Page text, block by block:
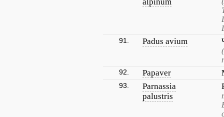
91. Padus avium
92. Papaver
93.
Parnassia
palustris